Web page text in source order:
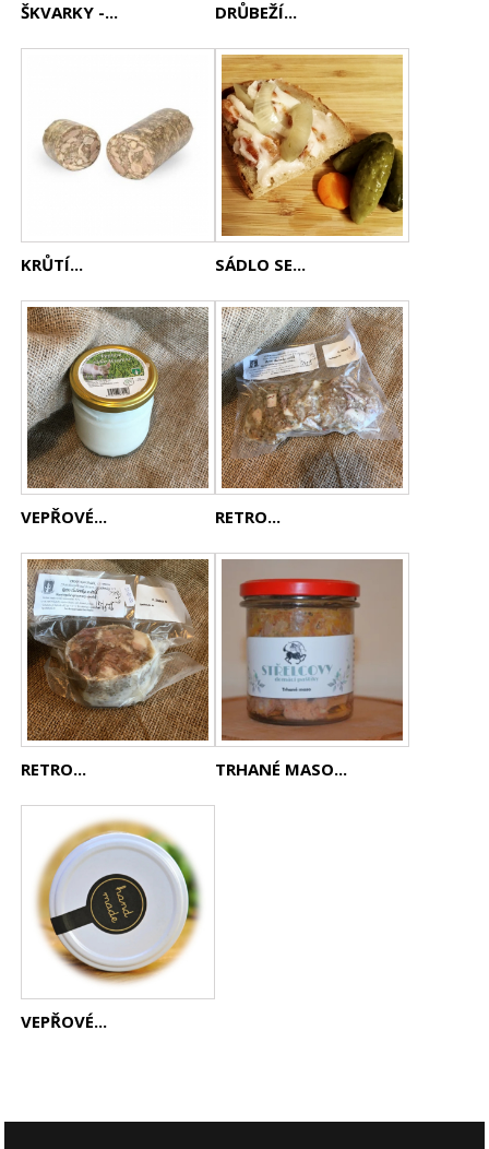
ŠKVARKY -... DRŮBEŽÍ...
KRŮTÍ... SÁDLO SE...
VEPŘOVÉ... RETRO...
RETRO... TRHANÉ MASO...
VEPŘOVÉ...